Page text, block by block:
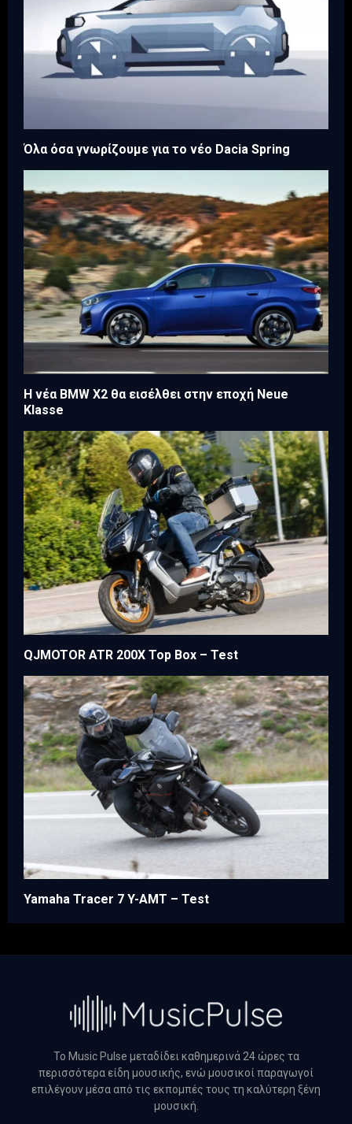
Όλα όσα γνωρίζουμε για το νέο Dacia Spring
Η νέα BMW X2 θα εισέλθει στην εποχή Neue
Klasse
QJMOTOR ATR 200X Top Box – Test
Yamaha Tracer 7 Y-AMT – Test
Το Music Pulse μεταδίδει καθημερινά 24 ώρες τα
περισσότερα είδη μουσικής, ενώ μουσικοί παραγωγοί
επιλέγουν μέσα από τις εκπομπές τους τη καλύτερη ξένη
μουσική.